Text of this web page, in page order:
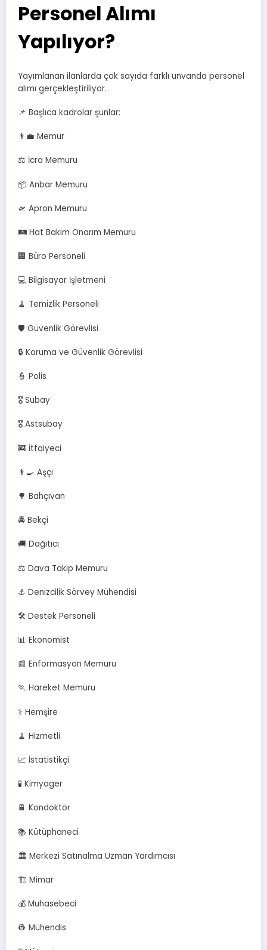
Personel Alımı
Yapılıyor?
Yayımlanan ilanlarda çok sayıda farklı unvanda personel
alımı gerçekleştiriliyor.
📌 Başlıca kadrolar şunlar:
👨‍💼 Memur
⚖️ İcra Memuru
📦 Anbar Memuru
🛫 Apron Memuru
🛤️ Hat Bakım Onarım Memuru
🏢 Büro Personeli
💻 Bilgisayar İşletmeni
🧹 Temizlik Personeli
🛡️ Güvenlik Görevlisi
🔒 Koruma ve Güvenlik Görevlisi
👮 Polis
🎖️ Subay
🎖️ Astsubay
🚒 İtfaiyeci
👨‍🍳 Aşçı
🌳 Bahçıvan
🚔 Bekçi
🚚 Dağıtıcı
⚖️ Dava Takip Memuru
⚓ Denizcilik Sörvey Mühendisi
🛠️ Destek Personeli
📊 Ekonomist
📰 Enformasyon Memuru
🏃 Hareket Memuru
⚕️ Hemşire
🧹 Hizmetli
📈 İstatistikçi
🧪 Kimyager
🚆 Kondoktör
📚 Kütüphaneci
🏛️ Merkezi Satınalma Uzman Yardımcısı
🏗️ Mimar
💰 Muhasebeci
👷 Mühendis